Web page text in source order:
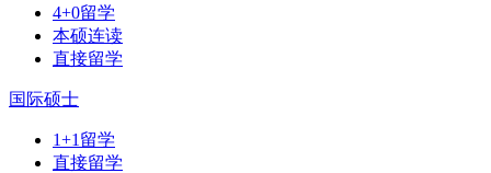
4+0留学
本硕连读
直接留学
国际硕士
1+1留学
直接留学